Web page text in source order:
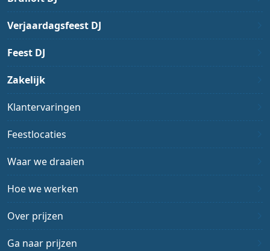
Verjaardagsfeest DJ
Feest DJ
Zakelijk
Klantervaringen
Feestlocaties
Waar we draaien
Hoe we werken
Over prijzen
Ga naar prijzen